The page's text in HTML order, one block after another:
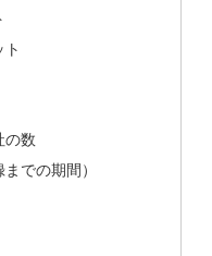
の数
での期間）